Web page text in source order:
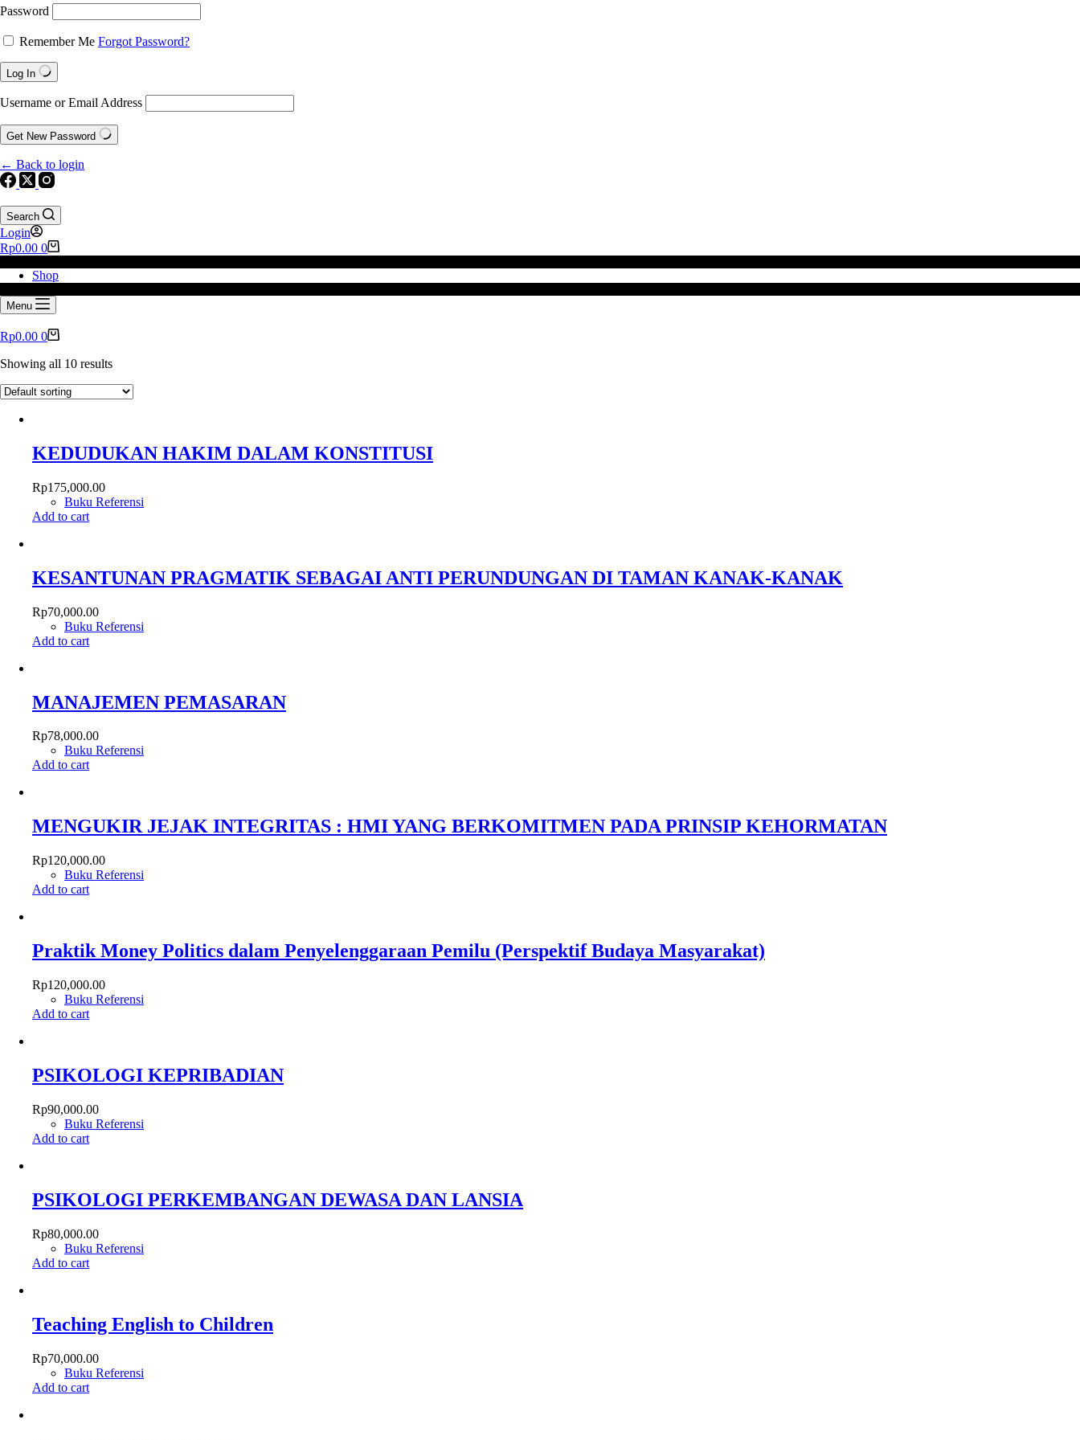
Password
Remember Me Forgot Password?
Log In
Username or Email Address
Get New Password
← Back to login
Search
Login
Rp0.00 0
Shop
Menu
Rp0.00 0
Showing all 10 results
KEDUDUKAN HAKIM DALAM KONSTITUSI
Rp175,000.00
Buku Referensi
Add to cart
KESANTUNAN PRAGMATIK SEBAGAI ANTI PERUNDUNGAN DI TAMAN KANAK-KANAK
Rp70,000.00
Buku Referensi
Add to cart
MANAJEMEN PEMASARAN
Rp78,000.00
Buku Referensi
Add to cart
MENGUKIR JEJAK INTEGRITAS : HMI YANG BERKOMITMEN PADA PRINSIP KEHORMATAN
Rp120,000.00
Buku Referensi
Add to cart
Praktik Money Politics dalam Penyelenggaraan Pemilu (Perspektif Budaya Masyarakat)
Rp120,000.00
Buku Referensi
Add to cart
PSIKOLOGI KEPRIBADIAN
Rp90,000.00
Buku Referensi
Add to cart
PSIKOLOGI PERKEMBANGAN DEWASA DAN LANSIA
Rp80,000.00
Buku Referensi
Add to cart
Teaching English to Children
Rp70,000.00
Buku Referensi
Add to cart